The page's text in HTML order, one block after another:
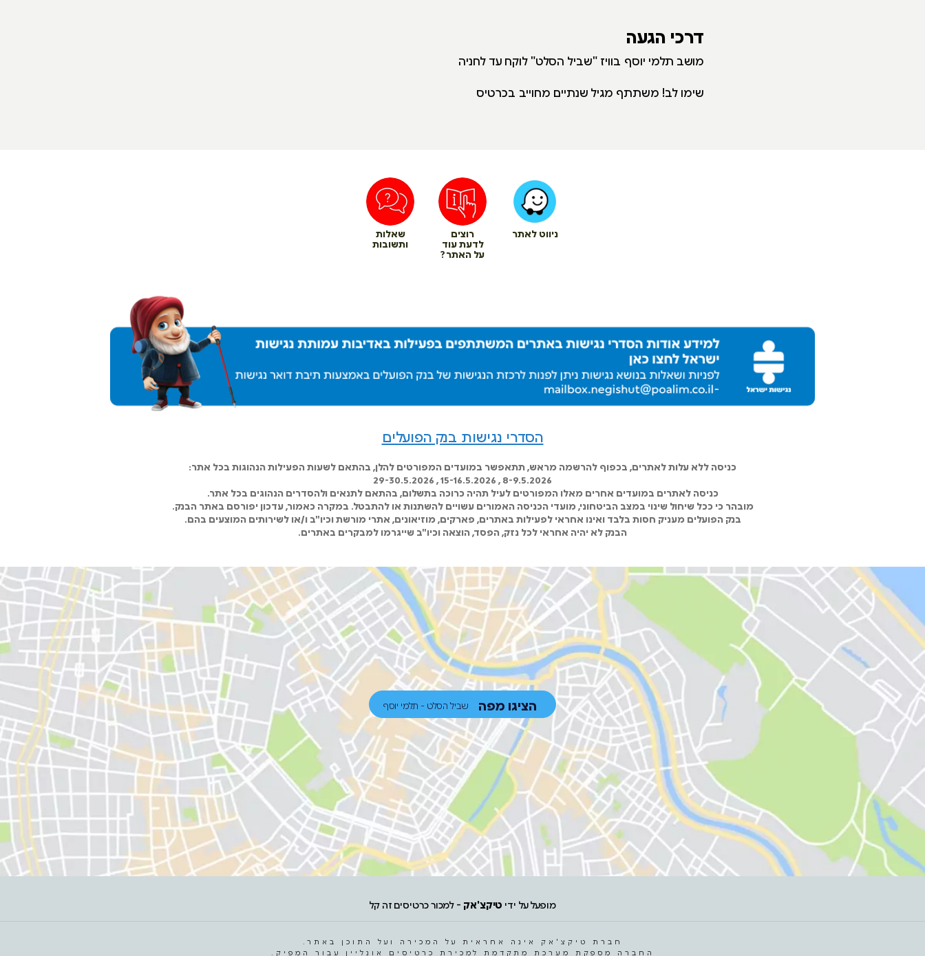
דרכי הגעה
מושב תלמי יוסף בוויז "שביל הסלט" לוקח עד לחניה
שימו לב! משתתף מגיל שנתיים מחוייב בכרטיס
ניווט לאתר רוצים
לדעת עוד
על האתר?
שאלות
ותשובות
הסדרי נגישות בנק הפועלים
כניסה ללא עלות לאתרים, בכפוף להרשמה מראש, תתאפשר במועדים המפורטים להלן, בהתאם לשעות הפעילות הנהוגות בכל אתר:
8-9.5.2026 , 15-16.5.2026 , 29-30.5.2026
כניסה לאתרים במועדים אחרים מאלו המפורטים לעיל תהיה כרוכה בתשלום, בהתאם לתנאים ולהסדרים הנהוגים בכל אתר.
מובהר כי ככל שיחול שינוי במצב הביטחוני, מועדי הכניסה האמורים עשויים להשתנות או להתבטל. במקרה כאמור, עדכון יפורסם באתר הבנק.
בנק הפועלים מעניק חסות בלבד ואינו אחראי לפעילות באתרים, פארקים, מוזיאונים, אתרי מורשת וכיו"ב ו/או לשירותים המוצעים בהם.
הבנק לא יהיה אחראי לכל נזק, הפסד, הוצאה וכיו"ב שייגרמו למבקרים באתרים.
הציגו מפה שביל הסלט - תלמי יוסף
מופעל על ידי טיקצ'אק - למכור כרטיסים זה קל
חברת טיקצ'אק אינה אחראית על המכירה ועל התוכן באתר.
החברה מספקת מערכת מתקדמת למכירת כרטיסים אונליין עבור המפיק.